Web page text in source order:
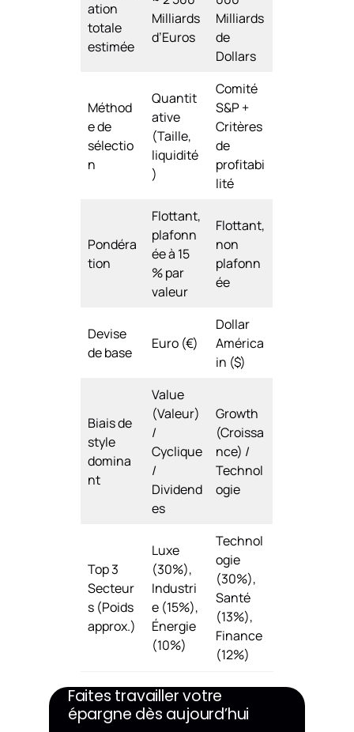
ation
totale
estimée
Milliards
d’Euros
Milliards
de
Dollars
Méthod
e de
sélectio
n
Quantit
ative
(Taille,
liquidité
)
Comité
S&P +
Critères
de
profitabi
lité
Pondéra
tion
Flottant,
plafonn
ée à 15
% par
valeur
Flottant,
non
plafonn
ée
Devise
de base
Euro (€)
Dollar
América
in ($)
Biais de
style
domina
nt
Value
(Valeur)
/
Cyclique
/
Dividend
es
Growth
(Croissa
nce) /
Technol
ogie
Top 3
Secteur
s (Poids
approx.)
Luxe
(30%),
Industri
e (15%),
Énergie
(10%)
Technol
ogie
(30%),
Santé
(13%),
Finance
(12%)
Faites travailler votre
épargne dès aujourd’hui